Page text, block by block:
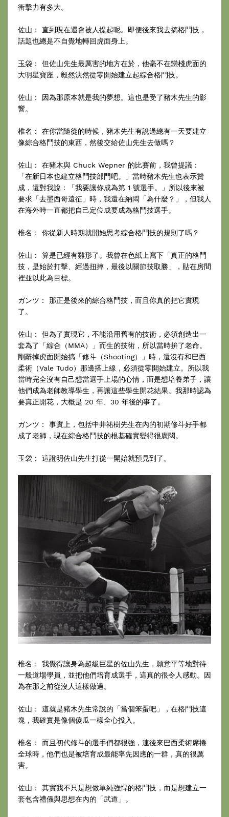
衝擊力有多大。
佐山： 直到現在還會被人提起呢。即便後來我去搞格鬥技，
話題也總是不自覺地轉回虎面身上。
玉袋： 但佐山先生最厲害的地方在於，他毫不在戀棧虎面的
大明星寶座，毅然決然從零開始建立起綜合格鬥技。
佐山： 因為那原本就是我的夢想。這也是受了豬木先生的影
響。
椎名： 在你當隨從的時候，豬木先生有說過總有一天要建立
像綜合格鬥技的東西，然後交給佐山先生去做嗎？
佐山： 在豬木與 Chuck Wepner 的比賽前，我曾提議：
「在新日本也建立格鬥技部門吧。」當時豬木先生也表示贊
成，還對我說：「我要讓你成為第 1 號選手。」所以後來被
要求「去墨西哥遠征」時，我還在納悶「為什麼？」，但我人
在海外時一直都把自己定位成要成為格鬥技選手。
椎名： 你從新人時期就開始思考綜合格鬥技的規則了嗎？
佐山： 算是已經有雛形了。我曾在色紙上寫下「真正的格鬥
技，是始於打擊、經過扭摔，最後以關節技取勝」，貼在房間
裡並以此為目標。
ガンツ： 那正是後來的綜合格鬥技，而且你真的把它實現
了。
佐山： 但為了實現它，不能沿用舊有的技術，必須創造出一
套為了「綜合（MMA）」而生的技術，所以當時拚了老命。
剛辭掉虎面開始搞「修斗（Shooting）」時，還沒有和巴西
柔術（Vale Tudo）那邊搭上線，必須從零開始建立。所以我
當時完全沒有自己想當選手上場的心情，而是想培養弟子，讓
他們成為老師教導學生，再讓這些學生開花結果。我那時認為
要真正開花，大概是 20 年、30 年後的事了。
ガンツ： 事實上，包括中井祐樹先生在內的初期修斗好手都
成了老師，現在綜合格鬥技的根基確實變得很廣闊。
玉袋： 這證明佐山先生打從一開始就預見到了。
椎名： 我覺得讓身為超級巨星的佐山先生，願意平等地對待
一般道場學員，並把他們培育成選手，這真的很令人感動。因
為在那之前從沒人這樣做過。
佐山： 這就是豬木先生常說的「當個笨蛋吧」，在格鬥技這
塊，我確實是像個傻瓜一樣全心投入。
椎名： 而且初代修斗的選手們都很強，連後來巴西柔術席捲
全球時，他們也是被培育成最能率先因應的一群，真的很厲
害。
佐山： 其實我不只是想做單純強悍的格鬥技，而是想建立一
套包含禮儀與思想在內的「武道」。